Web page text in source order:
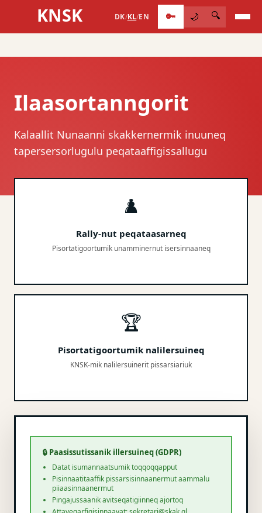
KNSK DK/KL/EN 🔑 🌙 🔍
Ilaasortanngorit
Kalaallit Nunaanni skakkernermik inuuneq
tapersersorlugulu peqataaffigissallugu
♟️
Rally-nut peqataasarneq
Pisortatigoortumik unamminernut isersinnaaneq
🏆
Pisortatigoortumik nalilersuineq
KNSK-mik nalilersuinerit pissarsiariuk
🔒 Paasissutissanik illersuineq (GDPR)
Datat isumannaatsumik toqqoqqapput
Pisinnaatitaaffik pissarsisinnaanermut aammalu
piiaasinnaanermut
Pingajussaanik avitseqatigiinneq ajortoq